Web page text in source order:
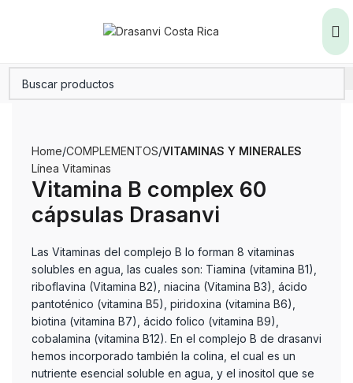
Home COMPLEMENTOS VITAMINAS Y MINERALES
Línea Vitaminas
Vitamina B complex 60
cápsulas Drasanvi
Las Vitaminas del complejo B lo forman 8 vitaminas
solubles en agua, las cuales son: Tiamina (vitamina B1),
riboflavina (Vitamina B2), niacina (Vitamina B3), ácido
pantoténico (vitamina B5), piridoxina (vitamina B6),
biotina (vitamina B7), ácido folico (vitamina B9),
cobalamina (vitamina B12). En el complejo B de drasanvi
hemos incorporado también la colina, el cual es un
nutriente esencial soluble en agua, y el inositol que se